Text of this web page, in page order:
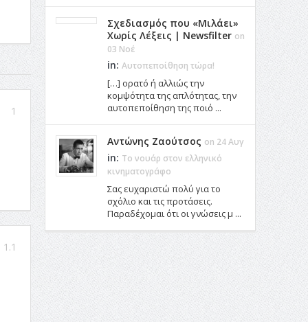
1
1.1
Σχεδιασμός που «Μιλάει»
Χωρίς Λέξεις | Newsfilter on
03 Νοέ
in: Αυτοπεποίθηση τώρα!
[…] ορατό ή αλλιώς την
κομψότητα της απλότητας, την
αυτοπεποίθηση της ποιό ...
Αντώνης Ζαούτσος on 24 Αυγ
in: Το νουάρ στον ελληνικό
κινηματογράφο
Σας ευχαριστώ πολύ για το
σχόλιο και τις προτάσεις.
Παραδέχομαι ότι οι γνώσεις μ ...